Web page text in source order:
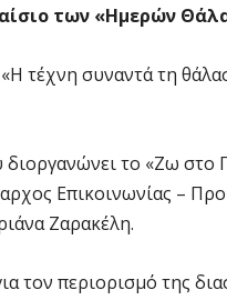
των «Ημερών
τέχνη συναντά τη
το «Ζω στο
Επικοινωνίας –
Ζαρακέλη.
τον περιορισμό της